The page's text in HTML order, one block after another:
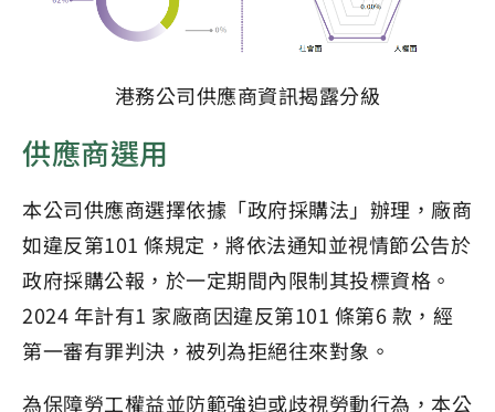
港務公司供應商資訊揭露分級
供應商選用
本公司供應商選擇依據「政府採購法」辦理，廠商
如違反第101 條規定，將依法通知並視情節公告於
政府採購公報，於一定期間內限制其投標資格。
2024 年計有1 家廠商因違反第101 條第6 款，經
第一審有罪判決，被列為拒絕往來對象。
為保障勞工權益並防範強迫或歧視勞動行為，本公